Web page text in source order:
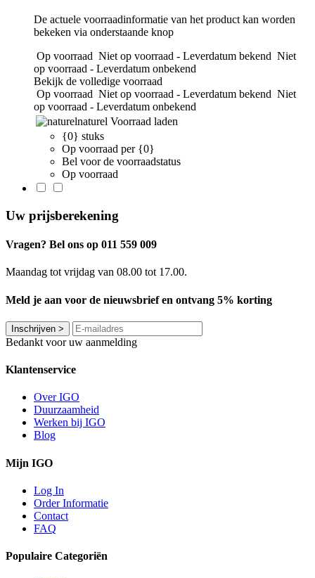
De actuele voorraadinformatie van het product kan worden
bekeken via onderstaande knop
Op voorraad Niet op voorraad - Leverdatum bekend Niet
op voorraad - Leverdatum onbekend
Bekijk de volledige voorraad
Op voorraad Niet op voorraad - Leverdatum bekend Niet
op voorraad - Leverdatum onbekend
naturel Voorraad laden
{0} stuks
Op voorraad per {0}
Bel voor de voorraadstatus
Op voorraad
Uw prijsberekening
Vragen? Bel ons op 011 559 009
Maandag tot vrijdag van 08.00 tot 17.00.
Meld je aan voor de nieuwsbrief en ontvang 5% korting
Inschrijven >
Bedankt voor uw aanmelding
Klantenservice
Over IGO
Duurzaamheid
Werken bij IGO
Blog
Mijn IGO
Log In
Order Informatie
Contact
FAQ
Populaire Categoriën